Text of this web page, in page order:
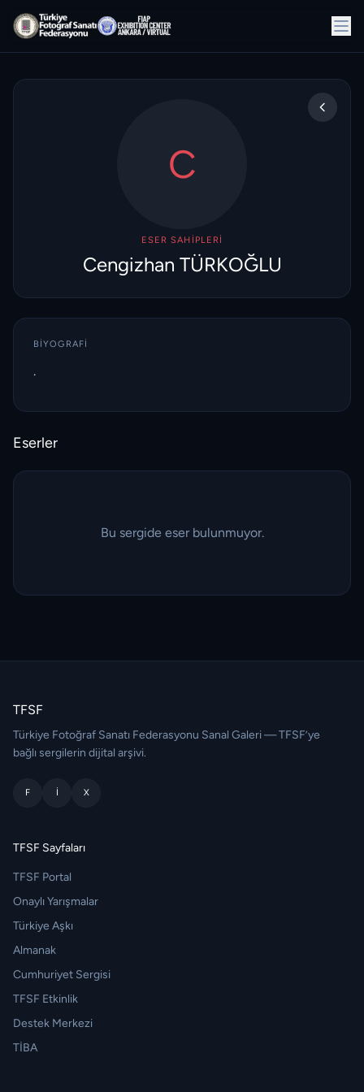
C
ESER SAHIPLERI
Cengizhan TÜRKOĞLU
BIYOGRAFI
.
Eserler
Bu sergide eser bulunmuyor.
TFSF
Türkiye Fotoğraf Sanatı Federasyonu Sanal Galeri — TFSF’ye
bağlı sergilerin dijital arşivi.
F I X
TFSF Sayfaları
TFSF Portal
Onaylı Yarışmalar
Türkiye Aşkı
Almanak
Cumhuriyet Sergisi
TFSF Etkinlik
Destek Merkezi
TİBA